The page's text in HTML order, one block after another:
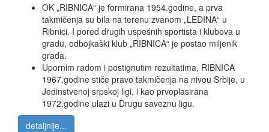
OK „RIBNICA“ je formirana 1954.godine, a prva
takmičenja su bila na terenu zvanom „LEDINA“ u
Ribnici. I pored drugih uspešnih sportista i klubova u
gradu, odbojkaški klub „RIBNICA“ je postao miljenik
grada.
Upornim radom i postignutim rezultatima, RIBNICA
1967.godine stiče pravo takmičenja na nivou Srbije, u
Jedinstvenoj srpskoj ligi, i kao prvoplasirana
1972.godine ulazi u Drugu saveznu ligu.
detaljnije...